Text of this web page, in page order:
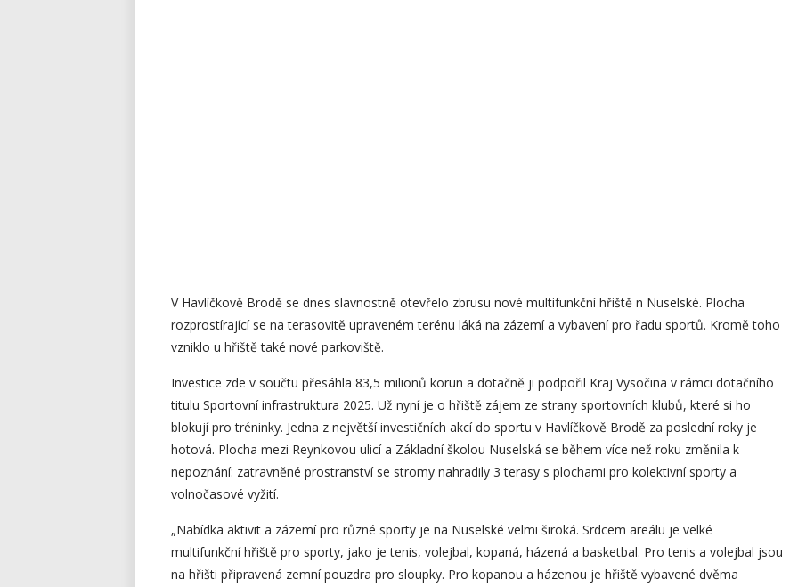
V Havlíčkově Brodě se dnes slavnostně otevřelo zbrusu nové multifunkční hřiště n Nuselské. Plocha
rozprostírající se na terasovitě upraveném terénu láká na zázemí a vybavení pro řadu sportů. Kromě toho
vzniklo u hřiště také nové parkoviště.
Investice zde v součtu přesáhla 83,5 milionů korun a dotačně ji podpořil Kraj Vysočina v rámci dotačního
titulu Sportovní infrastruktura 2025. Už nyní je o hřiště zájem ze strany sportovních klubů, které si ho
blokují pro tréninky. Jedna z největší investičních akcí do sportu v Havlíčkově Brodě za poslední roky je
hotová. Plocha mezi Reynkovou ulicí a Základní školou Nuselská se během více než roku změnila k
nepoznání: zatravněné prostranství se stromy nahradily 3 terasy s plochami pro kolektivní sporty a
volnočasové vyžití.
„Nabídka aktivit a zázemí pro různé sporty je na Nuselské velmi široká. Srdcem areálu je velké
multifunkční hřiště pro sporty, jako je tenis, volejbal, kopaná, házená a basketbal. Pro tenis a volejbal jsou
na hřišti připravená zemní pouzdra pro sloupky. Pro kopanou a házenou je hřiště vybavené dvěma